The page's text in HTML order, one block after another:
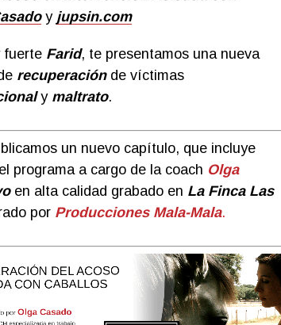
y jupsin.com
fuerte Farid, te presentamos una nueva
recuperaciónde víctimas
y maltrato.
un nuevo capítulo, que incluye
programa a cargo de la coach Olga
en alta calidad grabado en La Finca Las
por Producciones Mala-Mala.